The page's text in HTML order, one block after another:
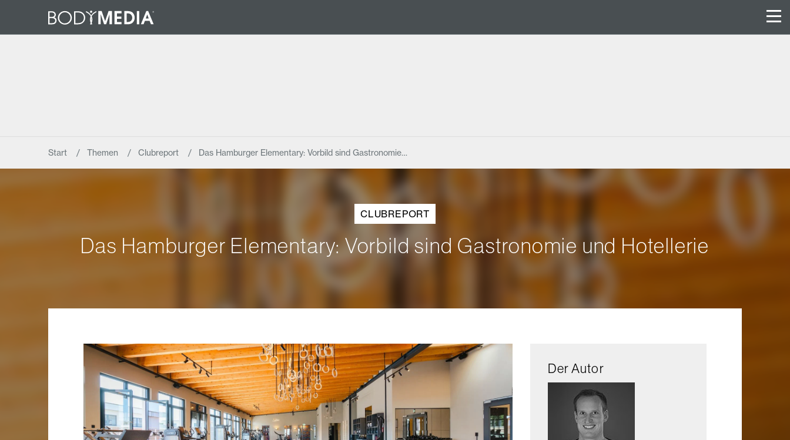
Start Themen Clubreport Das Hamburger Elementary: Vorbild sind Gastronomie…
CLUBREPORT
Das Hamburger Elementary: Vorbild sind Gastronomie und Hotellerie
Der Autor